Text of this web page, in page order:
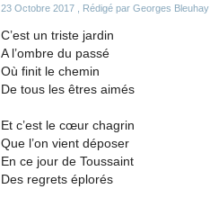
23 Octobre 2017 , Rédigé par Georges Bleuhay
C’est un triste jardin
A l’ombre du passé
Où finit le chemin
De tous les êtres aimés
Et c’est le cœur chagrin
Que l’on vient déposer
En ce jour de Toussaint
Des regrets éplorés